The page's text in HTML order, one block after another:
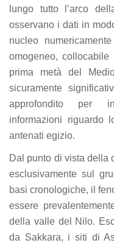
lungo tutto l’arco
osservano i dati in
nucleo
omogeneo,
prima metà del
sicuramente
approfondito per
informazioni riguardo
antenati egizio.
Dal punto di vista della
esclusivamente sul
basi cronologiche, il
essere
della valle del Nilo.
da Sakkara, i siti di